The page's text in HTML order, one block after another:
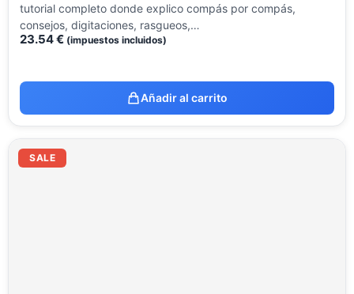
tutorial completo donde explico compás por compás,
consejos, digitaciones, rasgueos,…
23.54€ (impuestos incluidos)
Añadir al carrito
SALE precio
original